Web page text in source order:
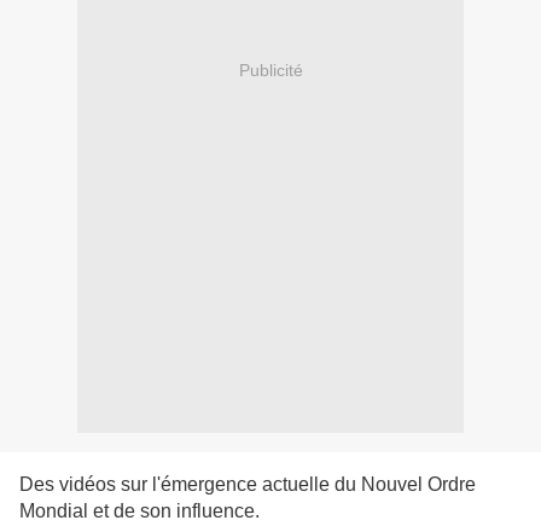
Publicité
Des vidéos sur l'émergence actuelle du Nouvel Ordre
Mondial et de son influence.